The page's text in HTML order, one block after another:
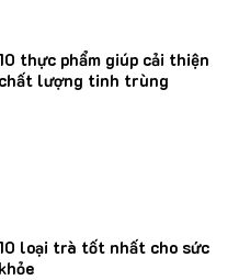
10 thực phẩm giúp cải thiện
chất lượng tinh trùng
10 loại trà tốt nhất cho sức
khỏe